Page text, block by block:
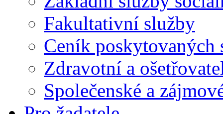
Fakultativní služby
Ceník poskytovaných
Zdravotní a
Společenské a